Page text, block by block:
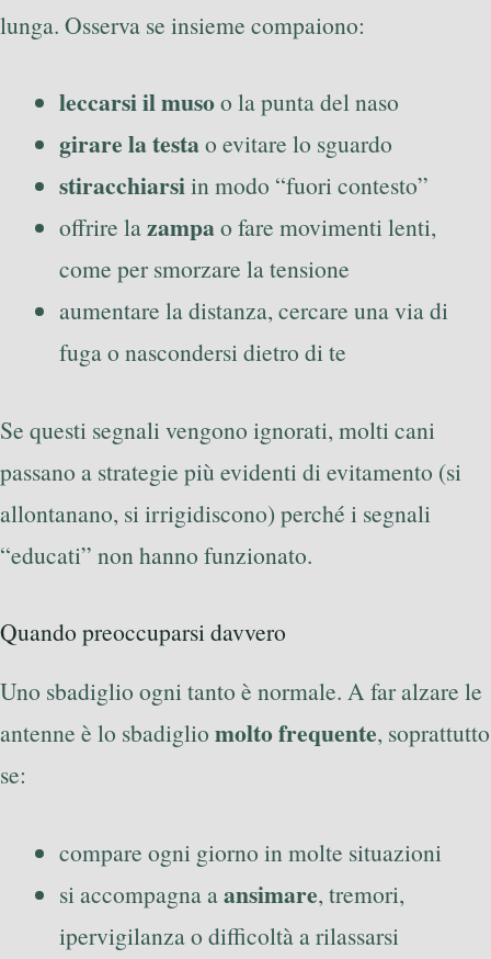
lunga. Osserva se insieme compaiono:
leccarsi il musoo la punta del naso
girare la testao evitare lo sguardo
stiracchiarsiin modo “fuori contesto”
offrire lazampao fare movimenti lenti,
come per smorzare la tensione
aumentare la distanza, cercare una via di
fuga o nascondersi dietro di te
Se questi segnali vengono ignorati, molti cani
passano a strategie più evidenti di evitamento (si
allontanano, si irrigidiscono) perché i segnali
“educati” non hanno funzionato.
Quando preoccuparsi davvero
Uno sbadiglio ogni tanto è normale. A far alzare le
antenne è lo sbadiglio molto frequente, soprattutto
se:
compare ogni giorno in molte situazioni
si accompagna aansimare, tremori,
ipervigilanza o difficoltà a rilassarsi